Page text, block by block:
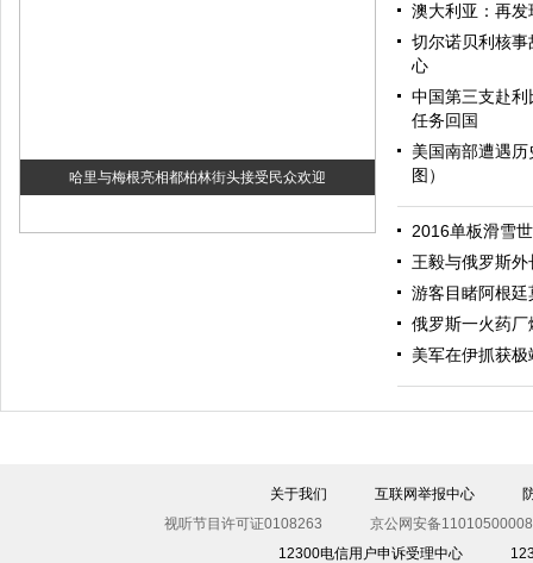
哈里与梅根亮相都柏林街头接受民众欢迎
澳大利亚：再
切尔诺贝利核
心
中国第三支赴
任务回国
美国南部遭遇
图）
2016单板滑雪
王毅与俄罗斯
游客目睹阿根
俄罗斯一火药
美军在伊抓获极
关于我们 互联网举报中心
视听节目许可证0108263
京公网安备
12300电信用户申诉受理中心